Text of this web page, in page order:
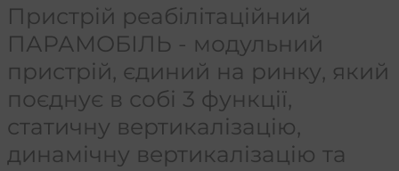
Пристрій реабілітаційний
ПАРАМОБІЛЬ - модульний
пристрій, єдиний на ринку, який
поєднує в собі 3 функції,
статичну вертикалізацію,
динамічну вертикалізацію та